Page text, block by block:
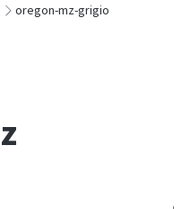
oregon-mz-grigio